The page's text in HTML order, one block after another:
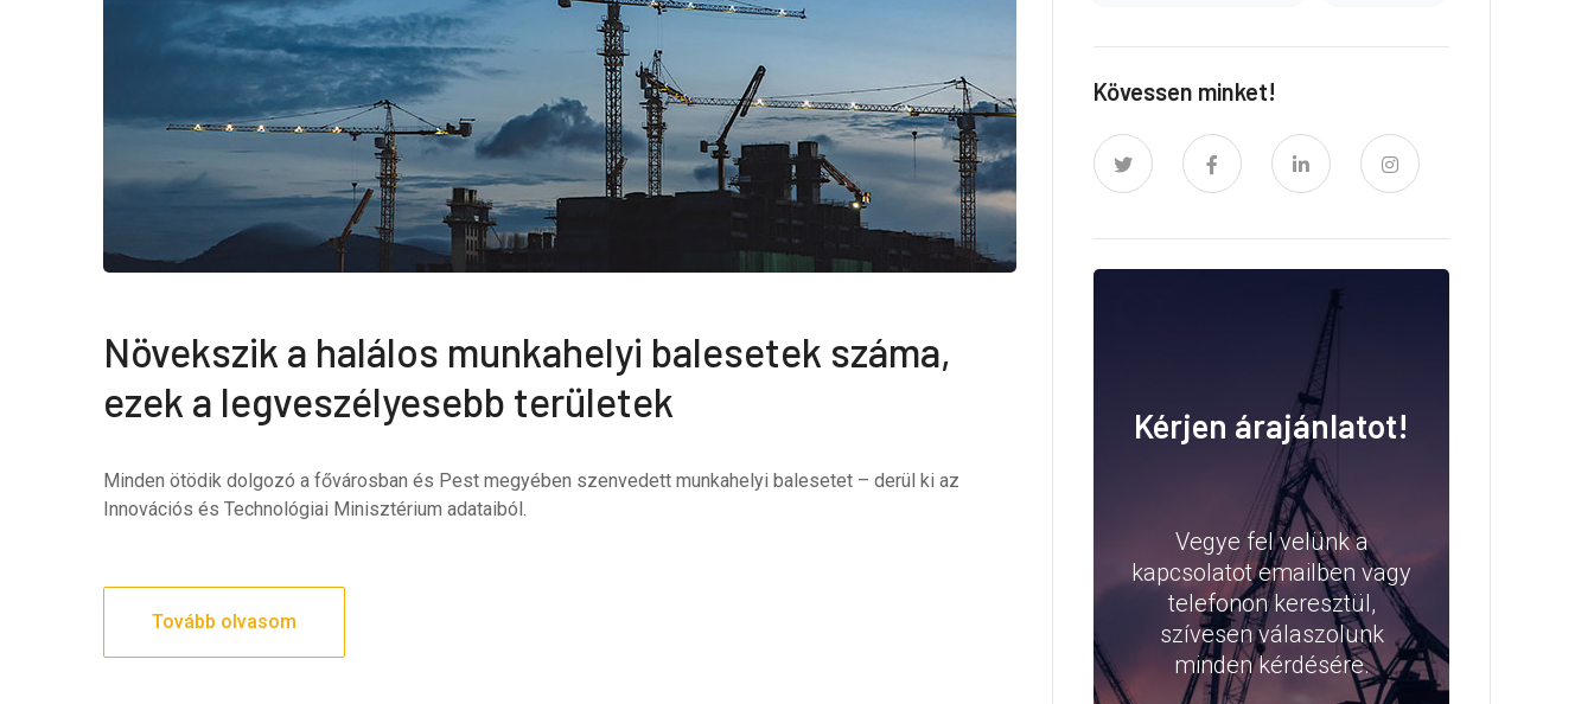
Növekszik a halálos munkahelyi balesetek száma,
ezek a legveszélyesebb területek
Minden ötödik dolgozó a fővárosban és Pest megyében szenvedett munkahelyi balesetet – derül ki az
Innovációs és Technológiai Minisztérium adataiból.
Tovább olvasom
Kövessen minket!
Kérjen árajánlatot!
Vegye fel velünk a
kapcsolatot emailben vagy
telefonon keresztül,
szívesen válaszolunk
minden kérdésére.